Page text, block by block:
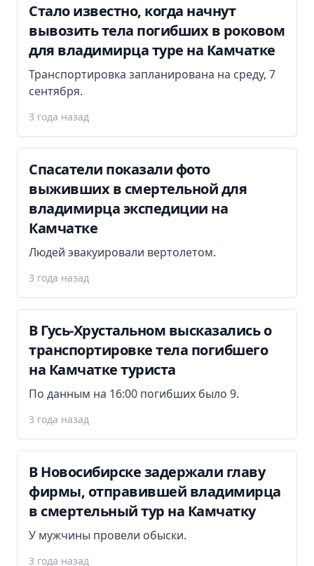
Стало известно, когда начнут
вывозить тела погибших в роковом
для владимирца туре на Камчатке
Транспортировка запланирована на среду, 7
сентября.
3 года назад
Спасатели показали фото
выживших в смертельной для
владимирца экспедиции на
Камчатке
Людей эвакуировали вертолетом.
3 года назад
В Гусь-Хрустальном высказались о
транспортировке тела погибшего
на Камчатке туриста
По данным на 16:00 погибших было 9.
3 года назад
В Новосибирске задержали главу
фирмы, отправившей владимирца
в смертельный тур на Камчатку
У мужчины провели обыски.
3 года назад